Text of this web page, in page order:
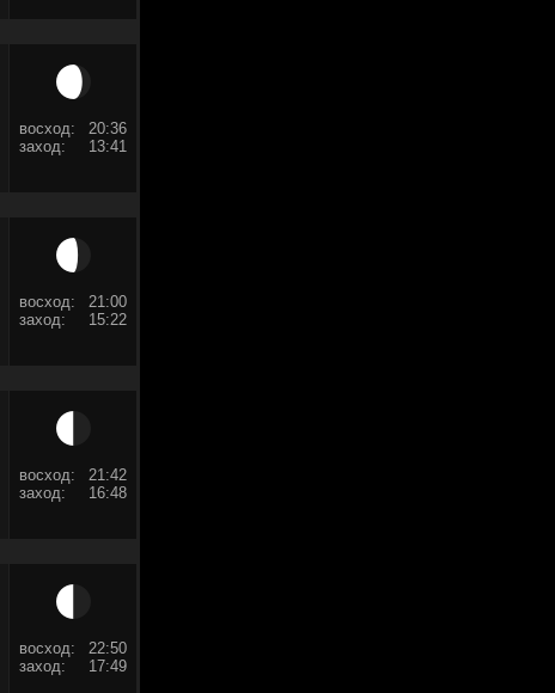
восход:
20:36
заход:
13:41
восход:
21:00
заход:
15:22
восход:
21:42
заход:
16:48
восход:
22:50
заход:
17:49